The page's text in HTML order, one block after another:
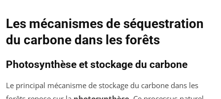
Les mécanismes de séquestration
du carbone dans les forêts
Photosynthèse et stockage du carbone
Le principal mécanisme de stockage du carbone dans les